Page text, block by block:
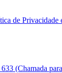
de Privacidade
(Chamada